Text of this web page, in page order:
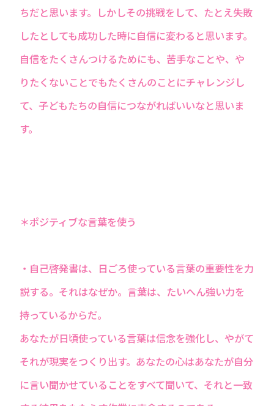
ちだと思います。しかしその挑戦をして、たとえ失敗
したとしても成功した時に自信に変わると思います。
自信をたくさんつけるためにも、苦手なことや、や
りたくないことでもたくさんのことにチャレンジし
て、子どもたちの自信につながればいいなと思いま
す。
＊ポジティブな言葉を使う
・自己啓発書は、日ごろ使っている言葉の重要性を力
説する。それはなぜか。言葉は、たいへん強い力を
持っているからだ。
あなたが日頃使っている言葉は信念を強化し、やがて
それが現実をつくり出す。あなたの心はあなたが自分
に言い聞かせていることをすべて聞いて、それと一致